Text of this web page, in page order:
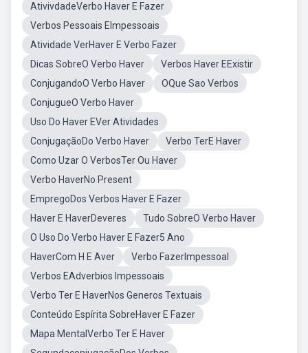
AtivivdadeVerbo Haver E Fazer
Verbos Pessoais EImpessoais
Atividade VerHaver E Verbo Fazer
Dicas SobreO Verbo Haver
Verbos Haver EExistir
ConjugandoO Verbo Haver
OQue Sao Verbos
ConjugueO Verbo Haver
Uso Do Haver EVer Atividades
ConjugaçãoDo Verbo Haver
Verbo TerE Haver
Como Uzar O VerbosTer Ou Haver
Verbo HaverNo Present
EmpregoDos Verbos Haver E Fazer
Haver E HaverDeveres
Tudo SobreO Verbo Haver
O Uso Do Verbo Haver E Fazer5 Ano
HaverCom H E Aver
Verbo FazerImpessoal
Verbos EAdverbios Impessoais
Verbo Ter E HaverNos Generos Textuais
Conteúdo Espírita SobreHaver E Fazer
Mapa MentalVerbo Ter E Haver